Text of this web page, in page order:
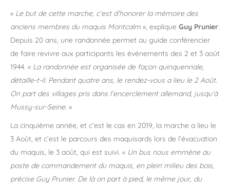
« Le but de cette marche, c’est d’honorer la mémoire des
anciens membres du maquis Montcalm », explique Guy Prunier.
Depuis 20 ans, une randonnée permet au guide conférencier
de faire revivre aux participants les événements des 2 et 3 août
1944. « La randonnée est organisée de façon quinquennale,
détaille-t-il. Pendant quatre ans, le rendez-vous a lieu le 2 Août.
On part des villages pris dans l’encerclement allemand, jusqu’à
Mussy-sur-Seine. »
La cinquième année, et c’est le cas en 2019, la marche a lieu le
3 Août, et c’est le parcours des maquisards lors de l’évacuation
du maquis, le 3 août, qui est suivi. « Un bus nous emmène au
poste de commandement du maquis, en plein milieu des bois,
précise Guy Prunier. De là on part à pied, le même jour, du